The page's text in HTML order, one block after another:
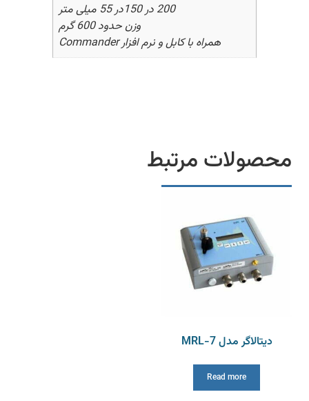
200 در 150در 55 میلی متر
وزن حدود 600 گرم
همراه با کابل و نرم افزار Commander
محصولات مرتبط
دیتالاگر مدل MRL-7
Read more